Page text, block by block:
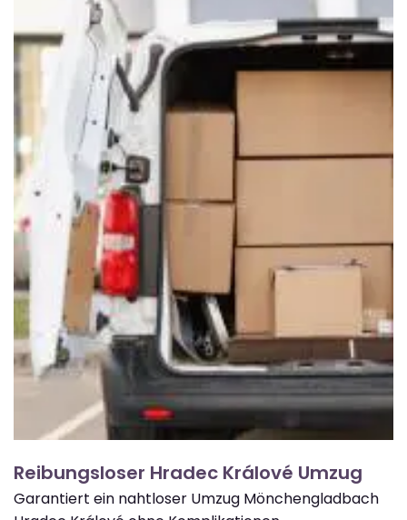
Reibungsloser Hradec Králové Umzug
Garantiert ein nahtloser Umzug Mönchengladbach